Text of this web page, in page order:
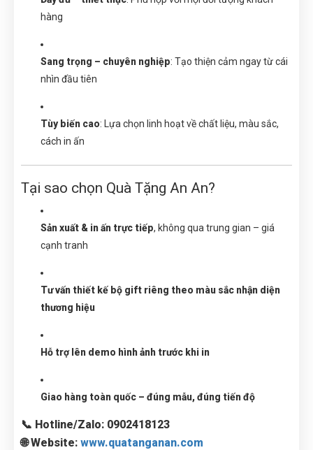
hàng
Sang trọng – chuyên nghiệp: Tạo thiện cảm ngay từ cái
nhìn đầu tiên
Tùy biến cao: Lựa chọn linh hoạt về chất liệu, màu sắc,
cách in ấn
Tại sao chọn Quà Tặng An An?
Sản xuất & in ấn trực tiếp, không qua trung gian – giá
cạnh tranh
Tư vấn thiết kế bộ gift riêng theo màu sắc nhận diện
thương hiệu
Hỗ trợ lên demo hình ảnh trước khi in
Giao hàng toàn quốc – đúng mẫu, đúng tiến độ
📞 Hotline/Zalo: 0902418123
🌐 Website: www.quatanganan.com